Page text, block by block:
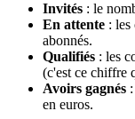
Invités : le
En attente : les
abonnés.
Qualifiés : les
(c'est ce chiffre
Avoirs gagnés
en euros.